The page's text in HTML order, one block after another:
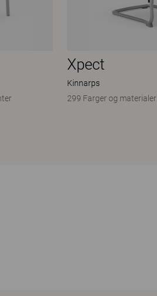
Xpect
Kinnarps
299 Farger og materialer